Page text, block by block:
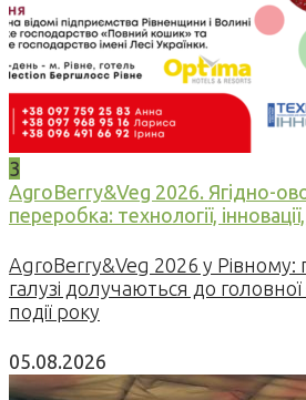
3
AgroBerry&Veg 2026. Ягідно-
переробка: технології, інновації,
AgroBerry&Veg 2026 у Рівному:
галузі долучаються до
події року
05.08.2026